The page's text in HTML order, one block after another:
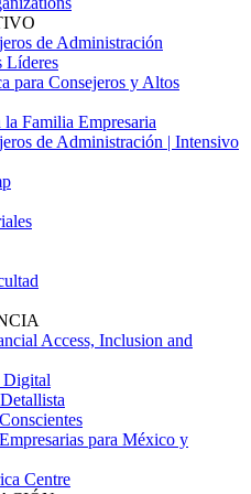
de Administración
Líderes
para Consejeros y Altos
Familia Empresaria
de Administración | Intensivo
Access, Inclusion and
Digital
para México y
Centre